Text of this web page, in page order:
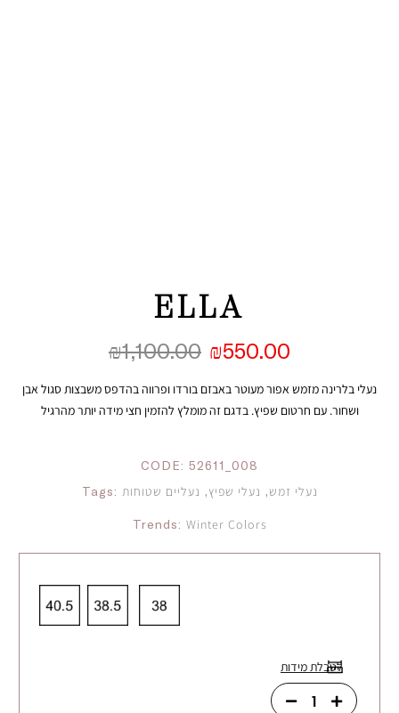
ELLA
₪1,100.00 ₪550.00
נעלי בלרינה מזמש אפור מעוטר באבזם בורדו ופרווה בהדפס משבצות סגול אבן
ושחור. עם חרטום שפיץ. בדגם זה מומלץ להזמין חצי מידה יותר מהרגיל
CODE: 52611_008
Tags:
נעלי זמש, נעלי שפיץ, נעליים שטוחות
Trends: Winter Colors
לטבלת מידות